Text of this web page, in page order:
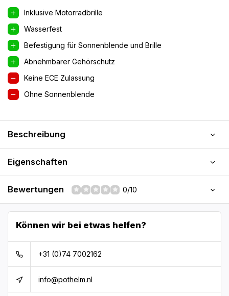
Inklusive Motorradbrille
Wasserfest
Befestigung für Sonnenblende und Brille
Abnehmbarer Gehörschutz
Keine ECE Zulassung
Ohne Sonnenblende
Beschreibung
Eigenschaften
Bewertungen 0/10
Können wir bei etwas helfen?
+31 (0)74 7002162
info@pothelm.nl